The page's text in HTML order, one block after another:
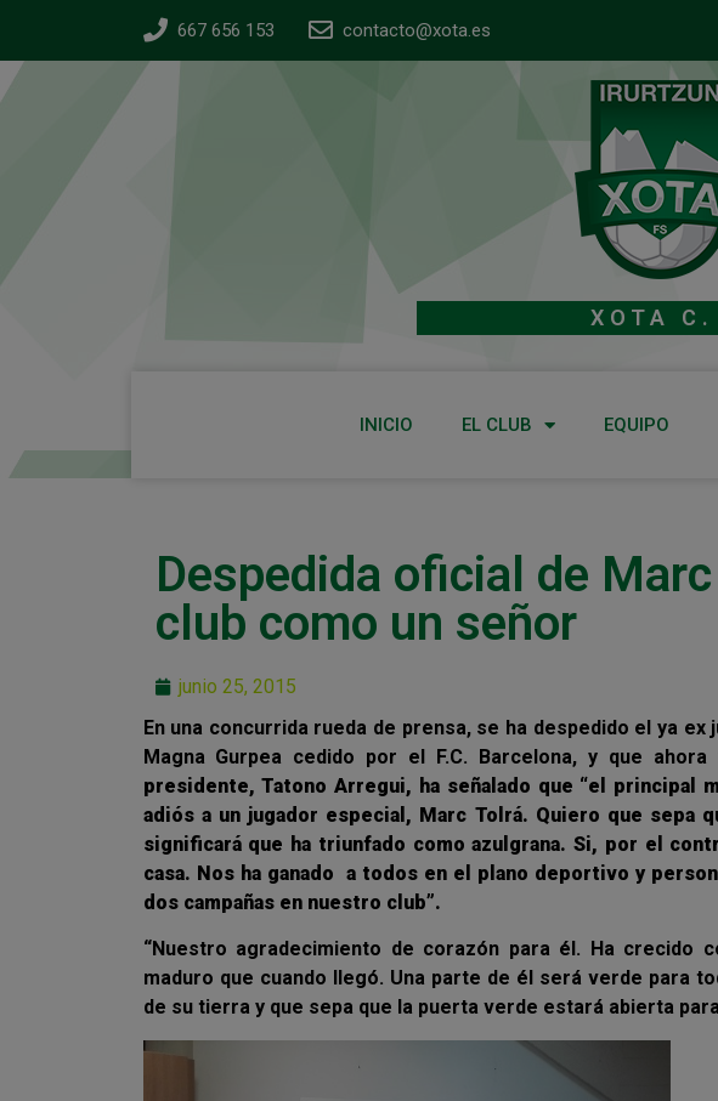
667 656 153 contacto@xota.es
XOTA
INICIO EL CLUB EQUIPO
Despedida oficial de Marc
club como un señor
junio 25, 2015
En una concurrida rueda de prensa, se ha despedido el ya
Magna Gurpea cedido por el F.C. Barcelona, y que
presidente, Tatono Arregui, ha señalado que “el principal
adiós a un jugador especial, Marc Tolrá. Quiero que sepa
significará que ha triunfado como azulgrana. Si, por el
casa. Nos ha ganado a todos en el plano deportivo y
dos campañas en nuestro club”.
“Nuestro agradecimiento de corazón para él. Ha crecido
maduro que cuando llegó. Una parte de él será verde para
de su tierra y que sepa que la puerta verde estará abierta